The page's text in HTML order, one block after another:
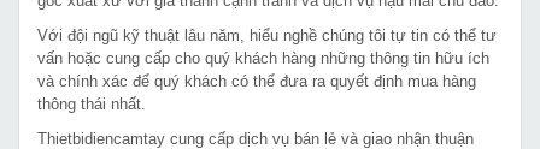
Với đội ngũ kỹ thuật lâu năm, hiểu nghề chúng tôi tự tin có thể tư
vấn hoặc cung cấp cho quý khách hàng những thông tin hữu ích
và chính xác để quý khách có thể đưa ra quyết định mua hàng
thông thái nhất.
Thietbidiencamtay cung cấp dịch vụ bán lẻ và giao nhận thuận